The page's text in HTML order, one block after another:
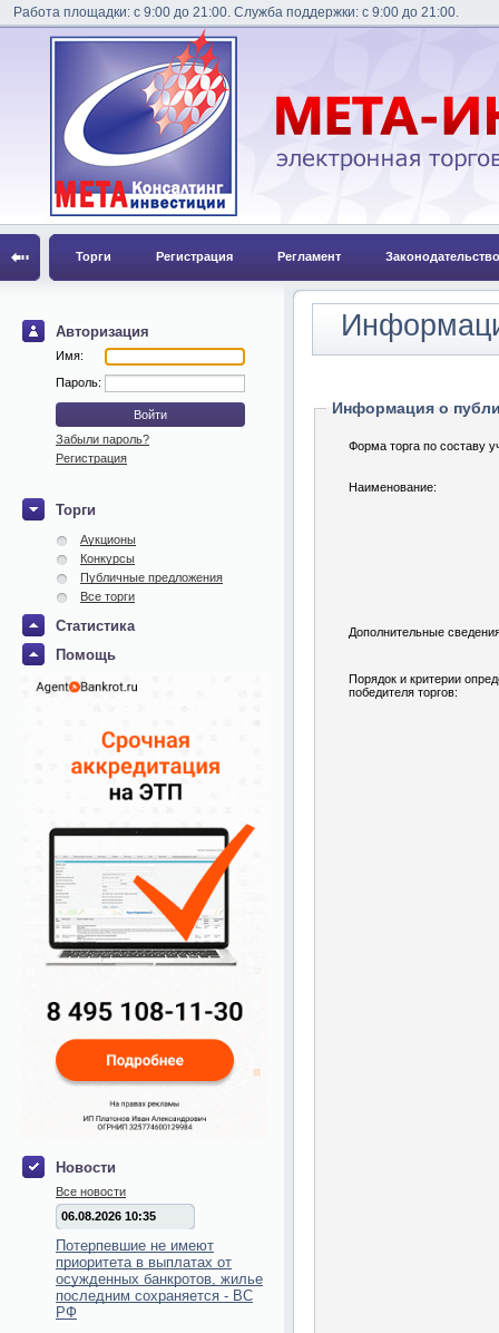
Работа площадки: с 9:00 до 21:00. Служба поддержки: с 9:00 до 21:00.
Торги Регистрация Регламент Законодательство
Авторизация
Имя:
Пароль:
Забыли пароль?
Регистрация
Торги
Аукционы
Конкурсы
Публичные предложения
Все торги
Статистика
Помощь
Новости
Все новости
06.08.2026 10:35
Потерпевшие не имеют
приоритета в выплатах от
осужденных банкротов, жилье
последним сохраняется - ВС
РФ
Информация о
Форма торга по составу
Наименование:
Дополнительные
Порядок и критерии
победителя торгов: